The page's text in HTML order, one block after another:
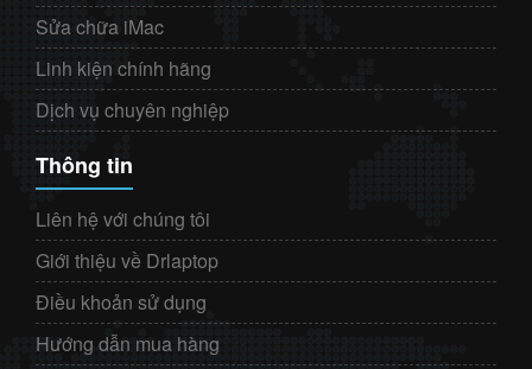
Sửa chữa iMac
Linh kiện chính hãng
Dịch vụ chuyên nghiệp
Thông tin
Liên hệ với chúng tôi
Giới thiệu về Drlaptop
Điều khoản sử dụng
Hướng dẫn mua hàng